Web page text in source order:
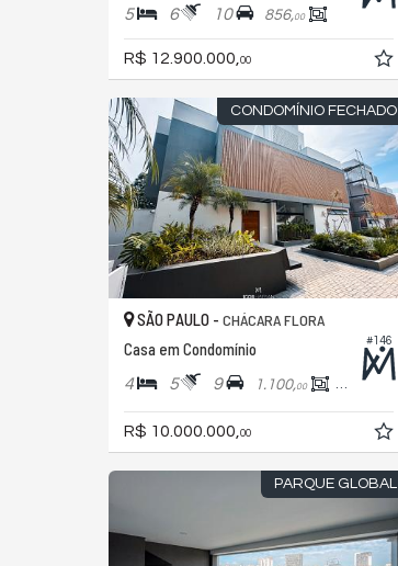
5 6 10 856,00
R$ 12.900.000,00
CONDOMÍNIO FECHADO
#146
SÃO PAULO - CHÁCARA FLORA
Casa em Condomínio
4 5 9 1.100,00 800,
R$ 10.000.000, 00
PARQUE GLOBAL